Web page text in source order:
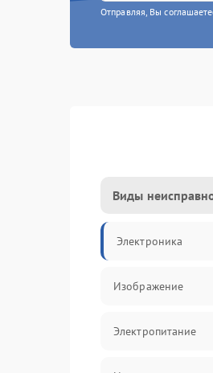
Отправляя, Вы
Виды
Электроника
Изображение
Электропитание